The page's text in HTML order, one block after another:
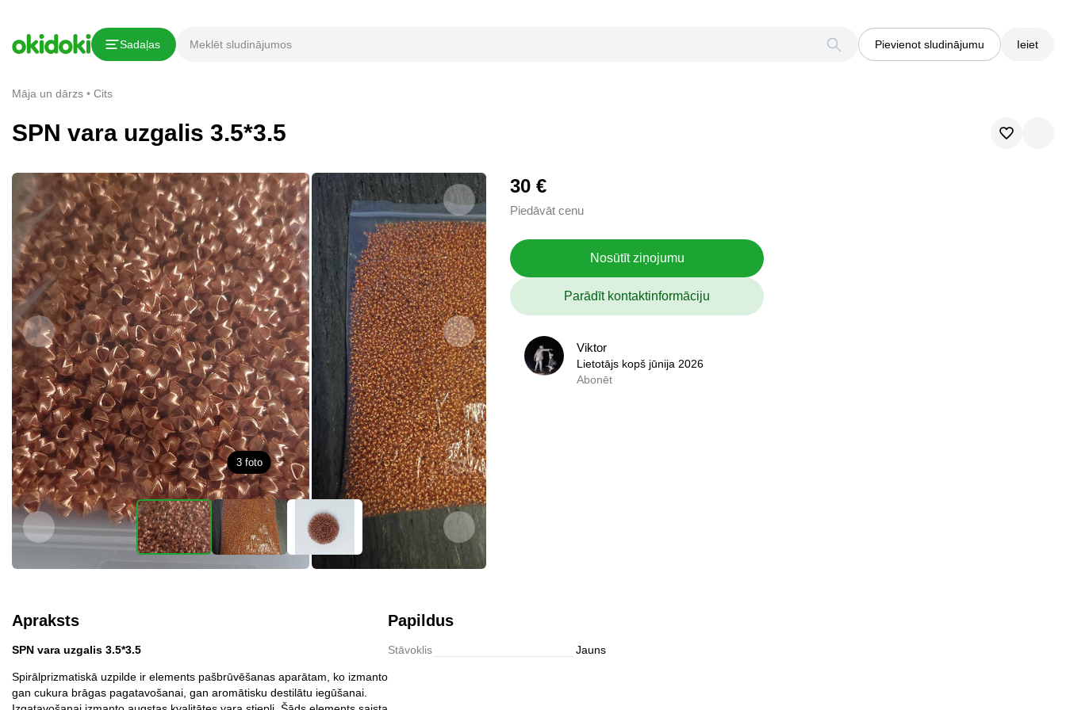
Sadaļas Pievienot sludinājumu Ieiet
Māja un dārzs Cits
SPN vara uzgalis 3.5*3.5
3 foto
30 €
Piedāvāt cenu
Nosūtīt ziņojumu
Parādīt kontaktinformāciju
Viktor
Lietotājs kopš jūnija 2026
Abonēt
Viktor
Lietotājs kopš jūnija 2026
0,0
Apraksts
SPN vara uzgalis 3.5*3.5
Spirālprizmatiskā uzpilde ir elements pašbrūvēšanas aparātam, ko izmanto
gan cukura brāgas pagatavošanai, gan aromātisku destilātu iegūšanai.
Papildus
Stāvoklis Jauns
Kopēt saiti